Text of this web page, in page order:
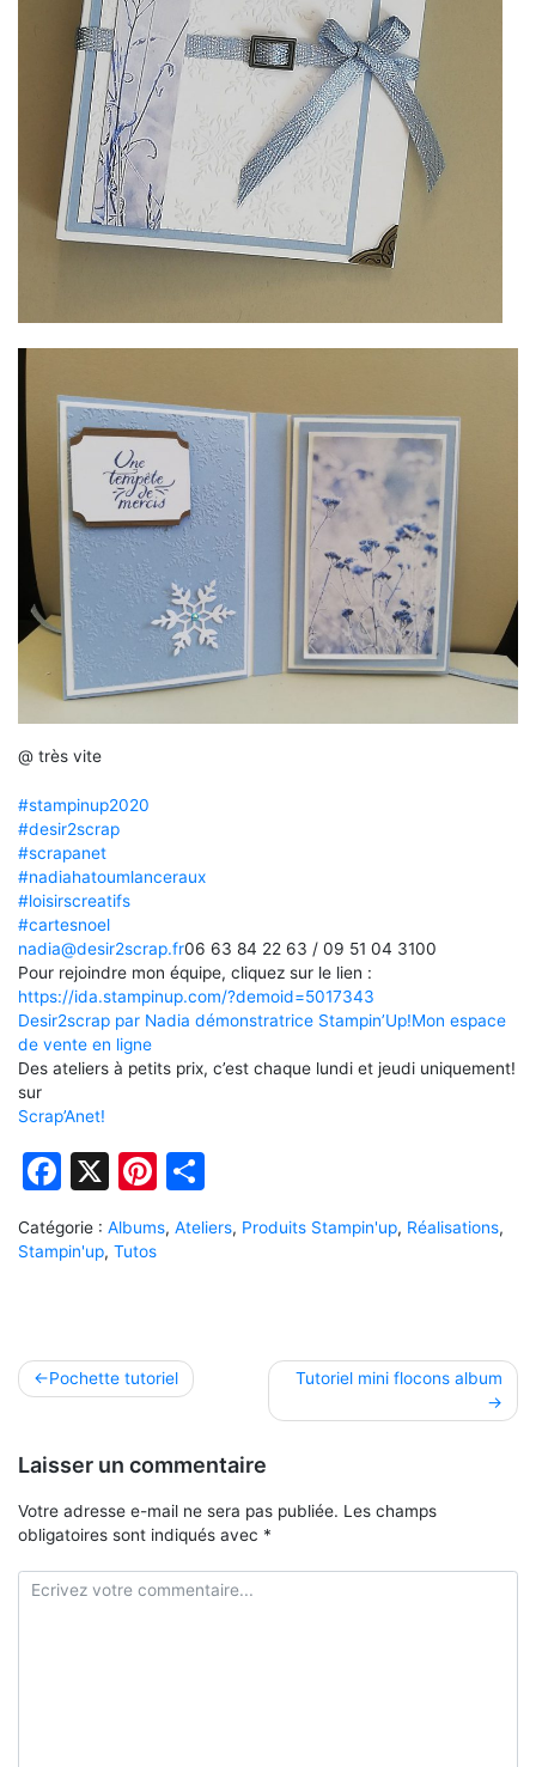
@ très vite
#stampinup2020
#desir2scrap
#scrapanet
#nadiahatoumlanceraux
#loisirscreatifs
#cartesnoel
nadia@desir2scrap.fr06 63 84 22 63 / 09 51 04 3100
Pour rejoindre mon équipe, cliquez sur le lien :
https://ida.stampinup.com/?demoid=5017343
Desir2scrap par Nadia démonstratrice Stampin’Up!Mon espace
de vente en ligne
Des ateliers à petits prix, c’est chaque lundi et jeudi uniquement!
sur
Scrap’Anet!
Facebook
X Pinterest
Catégorie : Albums, Ateliers, Produits Stampin'up, Réalisations,
Stampin'up, Tutos
Navigation
l’article
Pochette tutoriel Tutoriel mini flocons album
Laisser un commentaire
Votre adresse e-mail ne sera pas publiée. Les champs
obligatoires sont indiqués avec *